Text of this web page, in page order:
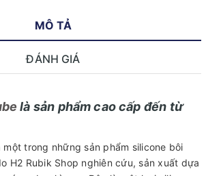
MÔ TẢ
ĐÁNH GIÁ
là sản phẩm cao cấp đến từ
một trong những sản phẩm silicone bôi
H2 Rubik Shop nghiên cứu, sản xuất dựa